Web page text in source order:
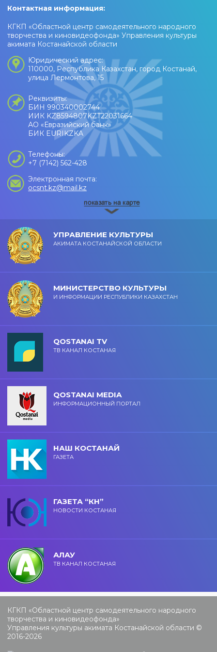
Контактная информация:
КГКП «Областной центр самодеятельного народного
творчества и киновидеофонда» Управления культуры
акимата Костанайской области
Юридический адрес:
110000, Республика Казахстан, город Костанай,
улица Лермонтова, 15
Реквизиты:
БИН 990340002744
ИИК KZ8594807KZT22031664
АО «Евразийский банк»
БИК EURIKZKA
Телефоны:
+7 (7142) 562-428
Электронная почта:
ocsnt.kz@mail.kz
УПРАВЛЕНИЕ КУЛЬТУРЫ
АКИМАТА КОСТАНАЙСКОЙ ОБЛАСТИ
МИНИСТЕРСТВО КУЛЬТУРЫ
И ИНФОРМАЦИИ РЕСПУБЛИКИ КАЗАХСТАН
QOSTANAI TV
ТВ КАНАЛ КОСТАНАЯ
QOSTANAI MEDIA
ИНФОРМАЦИОННЫЙ ПОРТАЛ
НАШ КОСТАНАЙ
ГАЗЕТА
ГАЗЕТА “КН”
НОВОСТИ КОСТАНАЯ
АЛАУ
ТВ КАНАЛ КОСТАНАЯ
КГКП «Областной центр самодеятельного народного
творчества и киновидеофонда»
Управления культуры акимата Костанайской области ©
2016-2026